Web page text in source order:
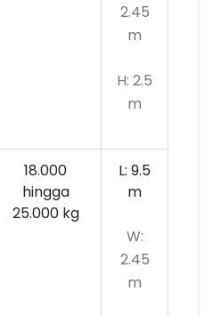
2.45
m
H: 2.5
m
18.000
hingga
25.000 kg
L: 9.5
m
W:
2.45
m